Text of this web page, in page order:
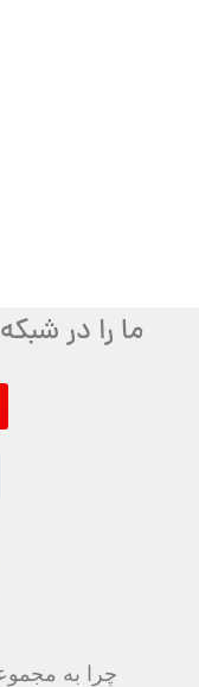
ما را در
چرا به